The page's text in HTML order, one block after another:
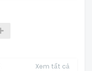
Xem tất cả